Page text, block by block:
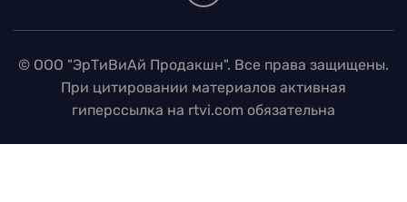
© ООО "ЭрТиВиАй Продакшн". Все права защищены.
При цитировании материалов активная
гиперссылка на rtvi.com обязательна